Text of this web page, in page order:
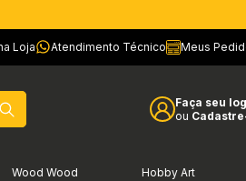
Loja Atendimento Técnico Meus
Faça seu
ou
Wood Wood Hobby Art